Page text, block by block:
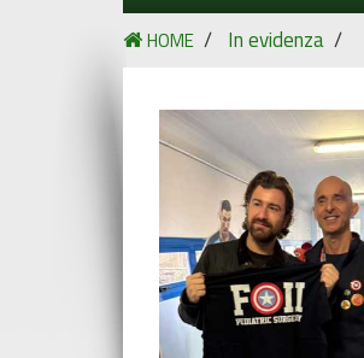
HOME / In evidenza /